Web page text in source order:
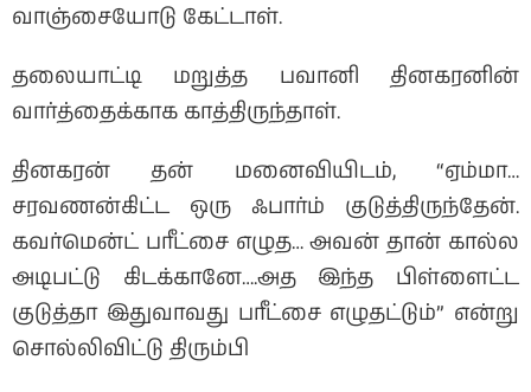
வாஞ்சையோடு கேட்டாள்.
தலையாட்டி மறுத்த பவானி தினகரனின்
வார்த்தைக்காக காத்திருந்தாள்.
தினகரன் தன் மனைவியிடம், “ஏம்மா…
சரவணன்கிட்ட ஒரு ஃபார்ம் குடுத்திருந்தேன்.
கவர்மென்ட் பரீட்சை எழுத… அவன் தான் கால்ல
அடிபட்டு கிடக்கானே….அத இந்த பிள்ளைட்ட
குடுத்தா இதுவாவது பரீட்சை எழுதட்டும்” என்று
சொல்லிவிட்டு திரும்பி